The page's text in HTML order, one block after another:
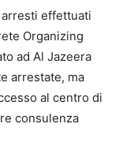
effettuati
Organizing
ad Al Jazeera
arrestate, ma
al centro di
consulenza